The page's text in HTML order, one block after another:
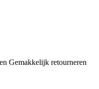
Gemakkelijk retourneren